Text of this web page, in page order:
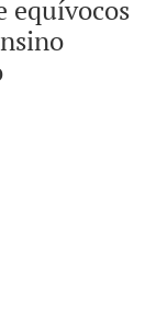
equívocos